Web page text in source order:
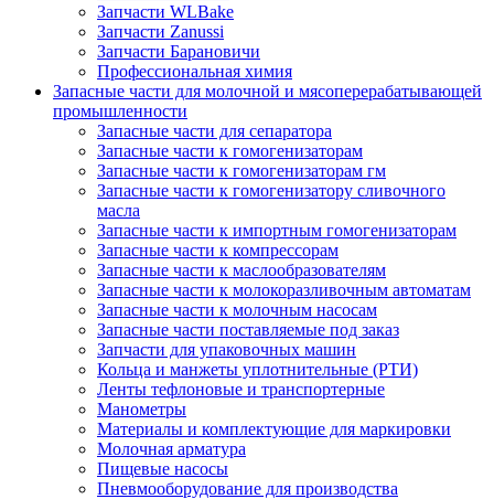
Запчасти WLBake
Запчасти Zanussi
Запчасти Барановичи
Профессиональная химия
Запасные части для молочной и мясоперерабатывающей
промышленности
Запасные части для сепаратора
Запасные части к гомогенизаторам
Запасные части к гомогенизаторам гм
Запасные части к гомогенизатору сливочного
масла
Запасные части к импортным гомогенизаторам
Запасные части к компрессорам
Запасные части к маслообразователям
Запасные части к молокоразливочным автоматам
Запасные части к молочным насосам
Запасные части поставляемые под заказ
Запчасти для упаковочных машин
Кольца и манжеты уплотнительные (РТИ)
Ленты тефлоновые и транспортерные
Манометры
Материалы и комплектующие для маркировки
Молочная арматура
Пищевые насосы
Пневмооборудование для производства